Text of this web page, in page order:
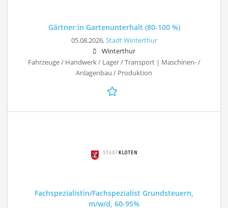
Gärtner:in Gartenunterhalt (80-100 %)
05.08.2026,Stadt Winterthur
Winterthur
Fahrzeuge / Handwerk / Lager / Transport | Maschinen- /
Anlagenbau / Produktion
Fachspezialistin/Fachspezialist Grundsteuern,
m/w/d, 60-95%